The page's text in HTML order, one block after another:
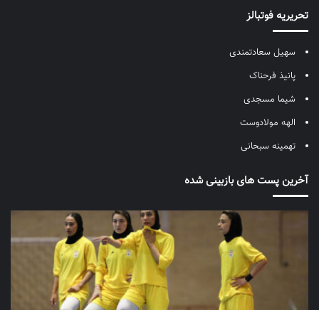
تحریریه فوتبالز
سهیل سعادتمندی
پانیذ فرحناک
شیما مسجدی
الهه مولادوست
تهمینه سبحانی
آخرین پست های بازبینی شده